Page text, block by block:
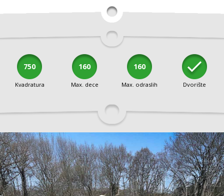
750
Kvadratura
160
Max. dece
160
Max. odraslih Dvorište